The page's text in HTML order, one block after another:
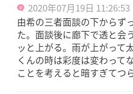
2020年07月19日 11:26:53
由希の三者面談の下からず
た。面談後に廊下で透と会
ッと上がる。雨が上がって
くんの時は彩度は変わって
ことを考えると暗すぎてつら